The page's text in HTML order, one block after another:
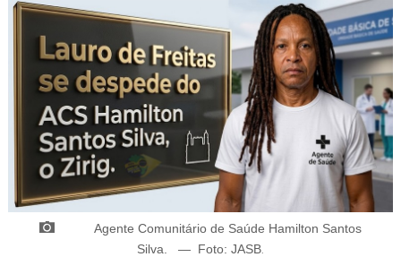
Agente Comunitário de Saúde Hamilton Santos
Silva.
— Foto: JASB.